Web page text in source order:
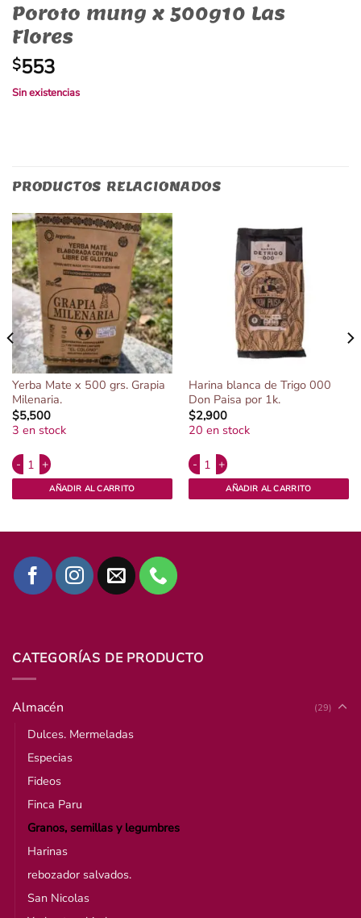
Poroto mung x 500g10 Las
Flores
$553
Sin existencias
PRODUCTOS RELACIONADOS
Yerba Mate x 500 grs. Grapia
Milenaria.
$5,500
3 en stock
Yerba Mate x 500 grs. Grapia Milenaria. cantidad
AÑADIR AL CARRITO
Harina blanca de Trigo 000
Don Paisa por 1k.
$2,900
20 en stock
Harina blanca de Trigo 000 Don
AÑADIR AL CARRITO
Paru. cantidad
CATEGORÍAS DE PRODUCTO
Almacén (29)
Dulces. Mermeladas
Especias
Fideos
Finca Paru
Granos, semillas y legumbres
Harinas
rebozador salvados.
San Nicolas